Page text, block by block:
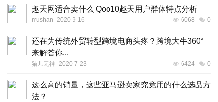
趣天网适合卖什么 Qoo10趣天用户群体特点分析
mushan 2020-9-16 6068 0
还在为传统外贸转型跨境电商头疼？跨境大牛360°
来解答你...
猫儿无神 2020-7-23 6424 0
这么高的销量，这些亚马逊卖家究竟用的什么选品方
法？